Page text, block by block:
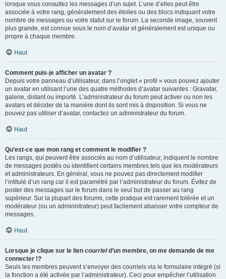
lorsque vous consultez les messages d’un sujet. L’une d’elles peut être
associée à votre rang, généralement des étoiles ou des blocs indiquant votre
nombre de messages ou votre statut sur le forum. La seconde image, souvent
plus grande, est connue sous le nom d’avatar et généralement est unique ou
propre à chaque membre.
Haut
Comment puis-je afficher un avatar ?
Depuis votre panneau d’utilisateur, dans l’onglet « profil » vous pouvez ajouter
un avatar en utilisant l’une des quatre méthodes d’avatar suivantes : Gravatar,
galerie, distant ou importé. L’administrateur du forum peut activer ou non les
avatars et décider de la manière dont ils sont mis à disposition. Si vous ne
pouvez pas utiliser d’avatar, contactez un administrateur du forum.
Haut
Qu’est-ce que mon rang et comment le modifier ?
Les rangs, qui peuvent être associés au nom d’utilisateur, indiquent le nombre
de messages postés ou identifient certains membres tels que les modérateurs
et administrateurs. En général, vous ne pouvez pas directement modifier
l’intitulé d’un rang car il est paramétré par l’administrateur du forum. Évitez de
poster des messages sur le forum dans le seul but de passer au rang
supérieur. Sur la plupart des forums, cette pratique est rarement tolérée et un
modérateur (ou un administrateur) peut facilement abaisser votre compteur de
messages.
Haut
Lorsque je clique sur le lien courrield’un membre, on me demande de me
connecter !?
Seuls les membres peuvent s’envoyer des courriels via le formulaire intégré (si
la fonction a été activée par l’administrateur). Ceci pour empêcher l’utilisation